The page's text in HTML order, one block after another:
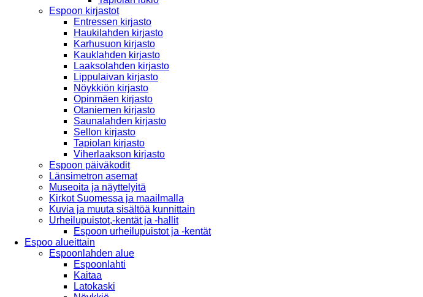
Espoon kirjastot
Entressen kirjasto
Haukilahden kirjasto
Karhusuon kirjasto
Kauklahden kirjasto
Laaksolahden kirjasto
Lippulaivan kirjasto
Nöykkiön kirjasto
Opinmäen kirjasto
Otaniemen kirjasto
Saunalahden kirjasto
Sellon kirjasto
Tapiolan kirjasto
Viherlaakson kirjasto
Espoon päiväkodit
Länsimetron asemat
Museoita ja näyttelyitä
Kirkot Suomessa ja maailmalla
Kuvia ja muuta sisältöä kunnittain
Urheilupuistot,-kentät ja -hallit
Espoon urheilupuistot ja -kentät
Espoo alueittain
Espoonlahden alue
Espoonlahti
Kaitaa
Latokaski